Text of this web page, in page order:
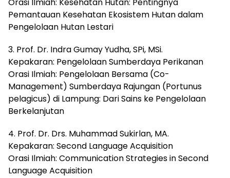
Pemantauan Kesehatan Ekosistem Hutan dalam
Pengelolaan Hutan Lestari
3. Prof. Dr. Indra Gumay Yudha, SPi, MSi.
Kepakaran: Pengelolaan Sumberdaya Perikanan
Orasi Ilmiah: Pengelolaan Bersama (Co-
Management) Sumberdaya Rajungan (Portunus
pelagicus) di Lampung: Dari Sains ke Pengelolaan
Berkelanjutan
4. Prof. Dr. Drs. Muhammad Sukirlan, MA.
Kepakaran: Second Language Acquisition
Orasi Ilmiah: Communication Strategies in Second
Language Acquisition